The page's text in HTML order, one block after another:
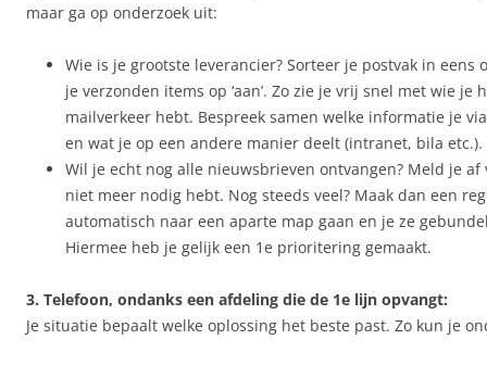
maar ga op onderzoek uit:
Wie is je grootste leverancier? Sorteer je postvak in eens
je verzonden items op ‘aan’. Zo zie je vrij snel met wie je
mailverkeer hebt. Bespreek samen welke informatie je
en wat je op een andere manier deelt (intranet, bila etc.).
Wil je echt nog alle nieuwsbrieven ontvangen? Meld je
niet meer nodig hebt. Nog steeds veel? Maak dan een
automatisch naar een aparte map gaan en je ze
Hiermee heb je gelijk een 1e prioritering gemaakt.
3. Telefoon, ondanks een afdeling die de 1e lijn opvangt:
Je situatie bepaalt welke oplossing het beste past. Zo kun je